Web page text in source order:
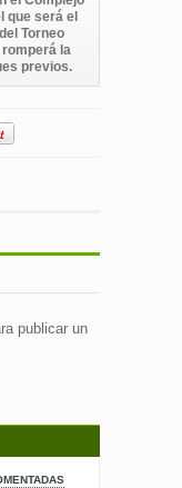
que será el
Torneo
la
previos.
publicar un